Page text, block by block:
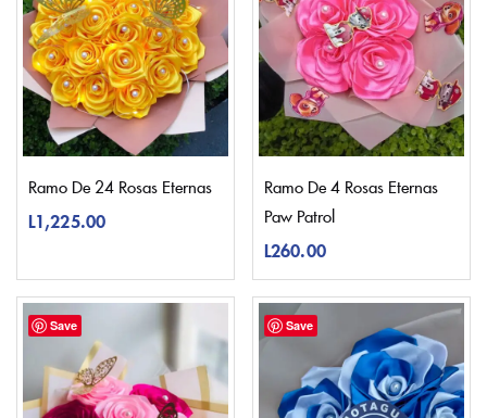
Ramo De 24 Rosas Eternas
L1,225.00
Ramo De 4 Rosas Eternas
Paw Patrol
L260.00
Save Save